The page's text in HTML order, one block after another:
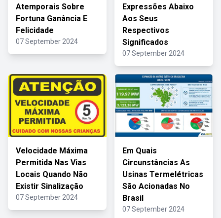
Atemporais Sobre
Fortuna Ganância E
Felicidade
07 September 2024
Expressões Abaixo
Aos Seus
Respectivos
Significados
07 September 2024
Velocidade Máxima
Permitida Nas Vias
Locais Quando Não
Existir Sinalização
07 September 2024
Em Quais
Circunstâncias As
Usinas Termelétricas
São Acionadas No
Brasil
07 September 2024